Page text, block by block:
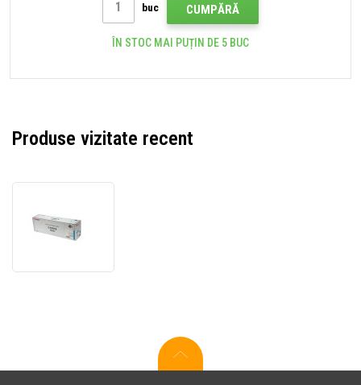
buc CUMPĂRĂ
ÎN STOC MAI PUȚIN DE 5 BUC
Produse vizitate recent
toner